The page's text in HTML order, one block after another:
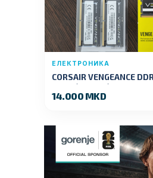
ЕЛЕКТРОНИКА
CORSAIR VENGEANCE
32GB (2x16GB) DDR5
14.000 MKD